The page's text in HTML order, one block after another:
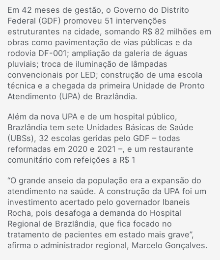
Em 42 meses de gestão, o Governo do Distrito
Federal (GDF) promoveu 51 intervenções
estruturantes na cidade, somando R$ 82 milhões em
obras como pavimentação de vias públicas e da
rodovia DF-001; ampliação da galeria de águas
pluviais; troca de iluminação de lâmpadas
convencionais por LED; construção de uma escola
técnica e a chegada da primeira Unidade de Pronto
Atendimento (UPA) de Brazlândia.
Além da nova UPA e de um hospital público,
Brazlândia tem sete Unidades Básicas de Saúde
(UBSs), 32 escolas geridas pelo GDF – todas
reformadas em 2020 e 2021 –, e um restaurante
comunitário com refeições a R$ 1
“O grande anseio da população era a expansão do
atendimento na saúde. A construção da UPA foi um
investimento acertado pelo governador Ibaneis
Rocha, pois desafoga a demanda do Hospital
Regional de Brazlândia, que fica focado no
tratamento de pacientes em estado mais grave”,
afirma o administrador regional, Marcelo Gonçalves.